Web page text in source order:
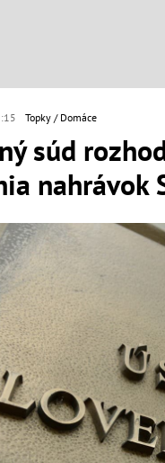
Topky Domáce
súd
nahrávok